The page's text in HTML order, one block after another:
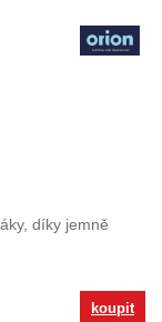
díky jemně
koupit